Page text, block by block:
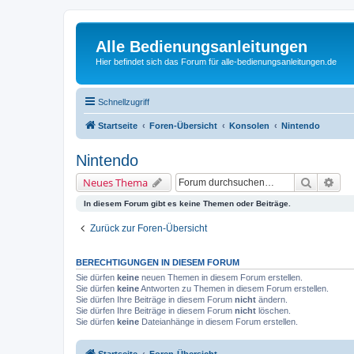
Alle Bedienungsanleitungen
Hier befindet sich das Forum für alle-bedienungsanleitungen.de
Schnellzugriff
Startseite Foren-Übersicht Konsolen Nintendo
Nintendo
Neues Thema Suche
In diesem Forum gibt es keine Themen oder Beiträge.
Zurück zur Foren-Übersicht
BERECHTIGUNGEN IN DIESEM FORUM
Sie dürfen keine neuen Themen in diesem Forum erstellen.
Sie dürfen keineAntworten zu Themen in diesem Forum erstellen.
Sie dürfen Ihre Beiträge in diesem Forum nicht ändern.
Sie dürfen Ihre Beiträge in diesem Forum nicht löschen.
Sie dürfen keine Dateianhänge in diesem Forum erstellen.